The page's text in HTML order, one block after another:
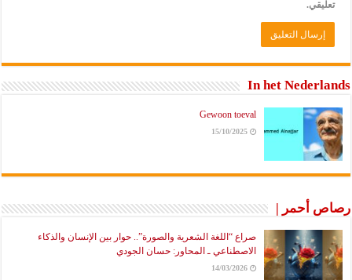
تعليقي.
In het Nederlands
Gewoon toeval
15/10/2025
رصاص أحمر |
صراع “اللغة الشعرية والصورة”.. حوار بين الإنسان والذكاء
الاصطناعي ـ المحاور: حسان الجودي
14/03/2026